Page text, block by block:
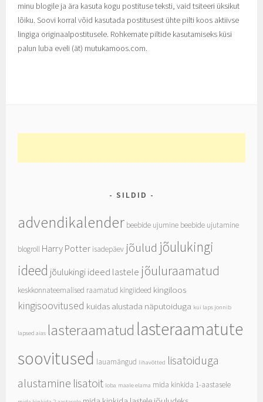
minu blogile ja ära kasuta kogu postituse teksti, vaid tsiteeri üksikut
lõiku. Soovi korral võid kasutada postitusest ühte pilti koos aktiivse
lingiga originaalpostitusele. Rohkemate piltide kasutamiseks küsi
palun luba eveli (ät) mutukamoos.com.
SILDID
advendikalender beebide ujumine beebide ujutamine
blogroll Harry Potter isadepäev jõulud jõulukingi
ideed jõulukingi ideed lastele jõuluraamatud
keskkonnateemalised raamatud kingiideed kingiloos
kingisoovitused kuidas alustada näputoiduga kui laps jonnib
lapsed aias lasteraamatud lasteraamatute
soovitused lauamängud lihavõtted lisatoiduga
alustamine lisatoit loba maale elama mida kinkida 1-aastasele